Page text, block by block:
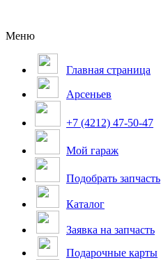
Меню
Главная страница
Арсеньев
+7 (4212) 47-50-47
Мой гараж
Подобрать запчасть
Каталог
Заявка на запчасть
Подарочные карты